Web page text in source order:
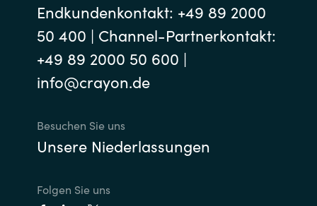
Endkundenkontakt: +49 89 2000
50 400 | Channel-Partnerkontakt:
+49 89 2000 50 600 |
info@crayon.de
Besuchen Sie uns
Unsere Niederlassungen
Folgen Sie uns